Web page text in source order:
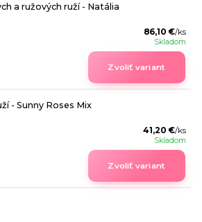
a ružových ruží - Natália
86,10 €/ks
Skladom
Zvoliť variant
- Sunny Roses Mix
41,20 €/ks
Skladom
Zvoliť variant